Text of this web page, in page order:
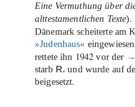
Eine Vermuthung über
alttestamentlichen Texte).
Dänemark scheiterte am
»Judenhaus«
rettete ihn 1942 vor der
starb R. und wurde auf
beigesetzt.